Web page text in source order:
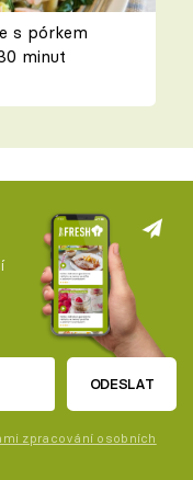
s pórkem
minut
ODESLAT
zpracování osobních